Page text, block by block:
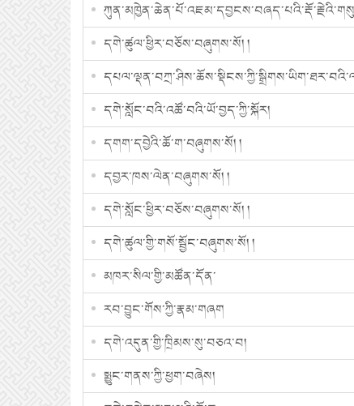
དགེ་ཚུལ་ཕྱིར་བཅོས་བཞུགས་སོ། །
དགེ་སློང་བའི་འཚོ་བའི་ཡོ་བྱད་ཀྱི་སྐོར།
དགག་དབྱེའི་ཆོ་ག་བཞུགས་སོ། །
དབྱར་ཁས་ལེན་བཞུགས་སོ། །
དགེ་སློང་ཕྱིར་བཅོས་བཞུགས་སོ། །
དགེ་ཚུལ་གྱི་གསོ་སྦྱོང་བཞུགས་སོ། །
མཁར་སིལ་གྱི་མཚོན་དོན་
རབ་བྱུང་གོས་ཀྱི་རྣམ་གཞག
དགེ་འདུན་གྱི་ཁྲིམས་སུ་བཅའ་བ།
སྨྱུང་གནས་ཀྱི་ཕྱག་བཞེས།